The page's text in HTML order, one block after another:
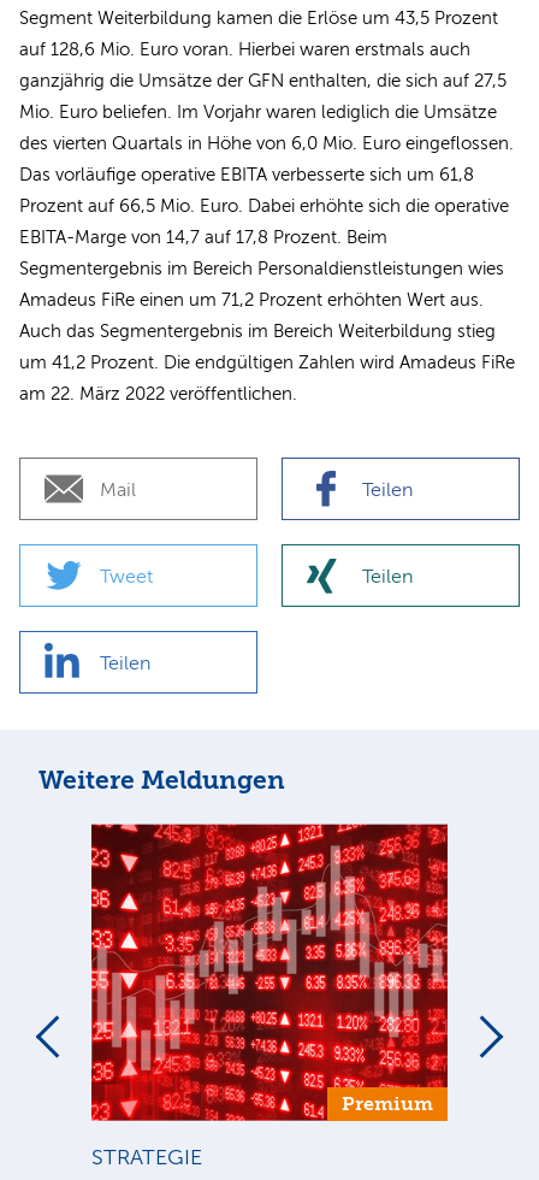
Segment Weiterbildung kamen die Erlöse um 43,5 Prozent
auf 128,6 Mio. Euro voran. Hierbei waren erstmals auch
ganzjährig die Umsätze der GFN enthalten, die sich auf 27,5
Mio. Euro beliefen. Im Vorjahr waren lediglich die Umsätze
des vierten Quartals in Höhe von 6,0 Mio. Euro eingeflossen.
Das vorläufige operative EBITA verbesserte sich um 61,8
Prozent auf 66,5 Mio. Euro. Dabei erhöhte sich die operative
EBITA-Marge von 14,7 auf 17,8 Prozent. Beim
Segmentergebnis im Bereich Personaldienstleistungen wies
Amadeus FiRe einen um 71,2 Prozent erhöhten Wert aus.
Auch das Segmentergebnis im Bereich Weiterbildung stieg
um 41,2 Prozent. Die endgültigen Zahlen wird Amadeus FiRe
am 22. März 2022 veröffentlichen.
Mail Teilen
Tweet Teilen
Teilen
Weitere Meldungen
Premium
STRATEGIE